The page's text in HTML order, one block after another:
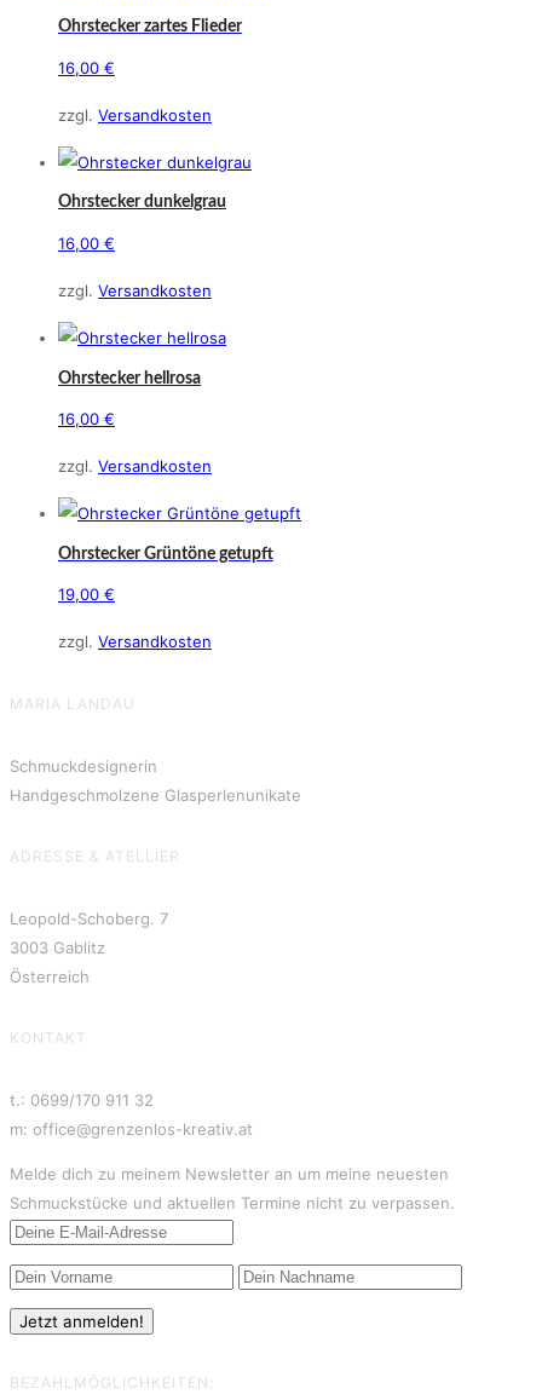
Ohrstecker zartes Flieder
16,00 €
zzgl. Versandkosten
Ohrstecker dunkelgrau
16,00 €
zzgl. Versandkosten
Ohrstecker hellrosa
16,00 €
zzgl. Versandkosten
Ohrstecker Grüntöne getupft
19,00 €
zzgl. Versandkosten
MARIA LANDAU
Schmuckdesignerin
Handgeschmolzene Glasperlenunikate
ADRESSE & ATELLIER
Leopold-Schoberg. 7
3003 Gablitz
Österreich
KONTAKT
t.: 0699/170 911 32
m: office@grenzenlos-kreativ.at
Melde dich zu meinem Newsletter an um meine neuesten
Schmuckstücke und aktuellen Termine nicht zu verpassen.
BEZAHLMÖGLICHKEITEN: